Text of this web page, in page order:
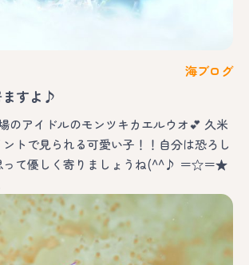
海ブログ
ますよ♪
のアイドルのモンツキカエルウオ💕 久米
トで見られる可愛い子！！自分は恐ろし
って優しく寄りましょうね(^^♪ ＝☆＝★